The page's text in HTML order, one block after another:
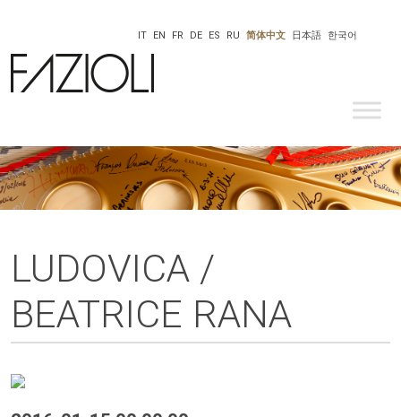
한국어
日本語
IT EN FR DE ES RU 简体中文
LUDOVICA /
BEATRICE RANA